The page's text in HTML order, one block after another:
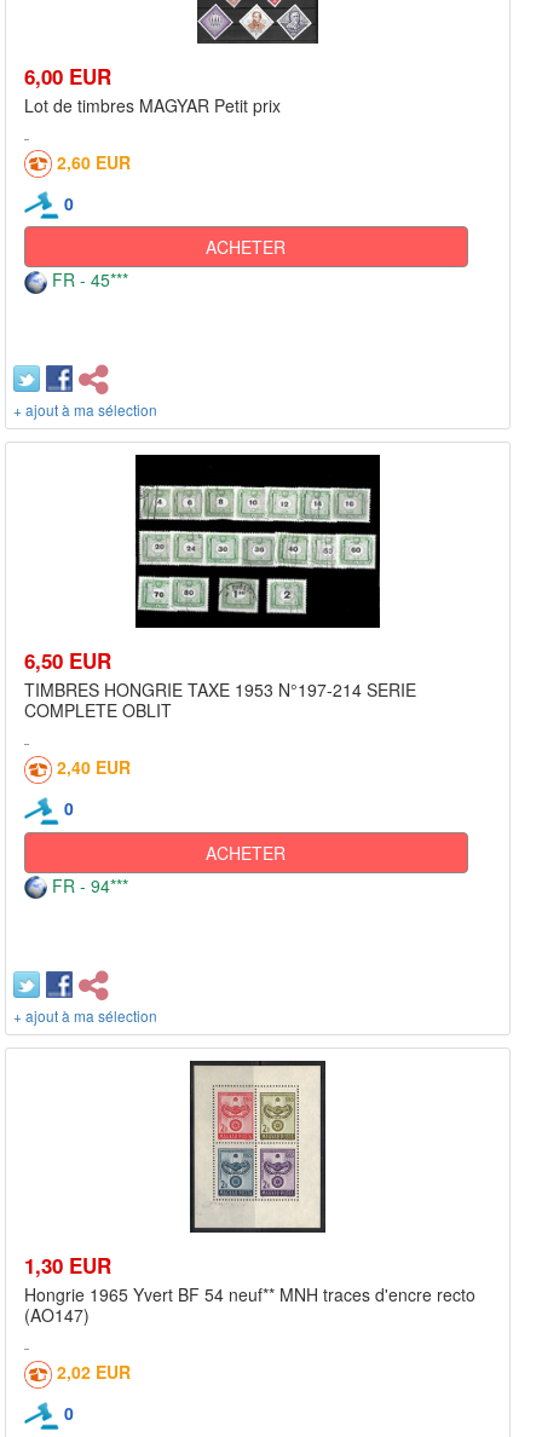
6,00 EUR
Lot de timbres MAGYAR Petit prix
2,60 EUR
0
ACHETER
FR - 45***
+ ajout à ma sélection
6,50 EUR
TIMBRES HONGRIE TAXE 1953 N°197-214 SERIE
COMPLETE OBLIT
2,40 EUR
0
ACHETER
FR - 94***
+ ajout à ma sélection
1,30 EUR
Hongrie 1965 Yvert BF 54 neuf** MNH traces d'encre recto
(AO147)
2,02 EUR
0